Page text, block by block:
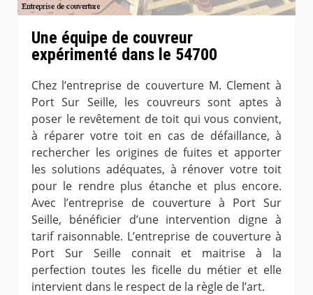
Une équipe de couvreur
expérimenté dans le 54700
Chez l’entreprise de couverture M. Clement à
Port Sur Seille, les couvreurs sont aptes à
poser le revêtement de toit qui vous convient,
à réparer votre toit en cas de défaillance, à
rechercher les origines de fuites et apporter
les solutions adéquates, à rénover votre toit
pour le rendre plus étanche et plus encore.
Avec l’entreprise de couverture à Port Sur
Seille, bénéficier d’une intervention digne à
tarif raisonnable. L’entreprise de couverture à
Port Sur Seille connait et maitrise à la
perfection toutes les ficelle du métier et elle
intervient dans le respect de la règle de l’art.